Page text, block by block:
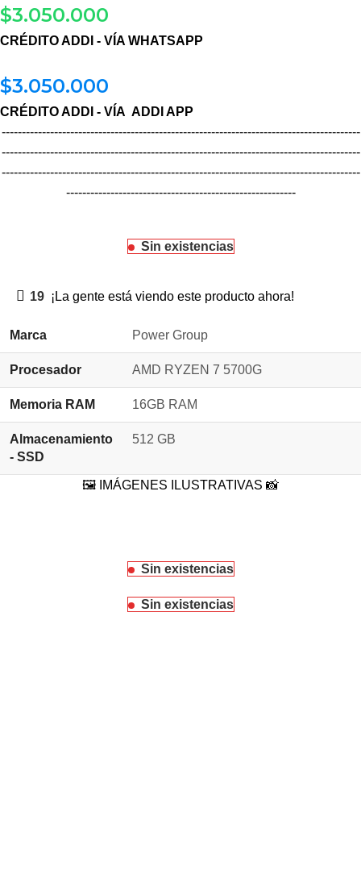
$3.050.000
CRÉDITO ADDI - VÍA WHATSAPP
$3.050.000
CRÉDITO ADDI - VÍA ADDI APP
-----------------------------------------------------------------------------------------
-----------------------------------------------------------------------------------------
-----------------------------------------------------------------------------------------
---------------------------------------------------------
Sin existencias
19 ¡La gente está viendo este producto ahora!
Marca Power Group
Procesador AMD RYZEN 7 5700G
Memoria RAM 16GB RAM
Almacenamiento
- SSD
512 GB
🖼️ IMÁGENES ILUSTRATIVAS 📸
Sin existencias
Sin existencias